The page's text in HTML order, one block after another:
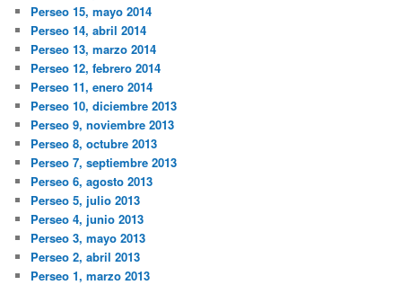
Perseo 15, mayo 2014
Perseo 14, abril 2014
Perseo 13, marzo 2014
Perseo 12, febrero 2014
Perseo 11, enero 2014
Perseo 10, diciembre 2013
Perseo 9, noviembre 2013
Perseo 8, octubre 2013
Perseo 7, septiembre 2013
Perseo 6, agosto 2013
Perseo 5, julio 2013
Perseo 4, junio 2013
Perseo 3, mayo 2013
Perseo 2, abril 2013
Perseo 1, marzo 2013